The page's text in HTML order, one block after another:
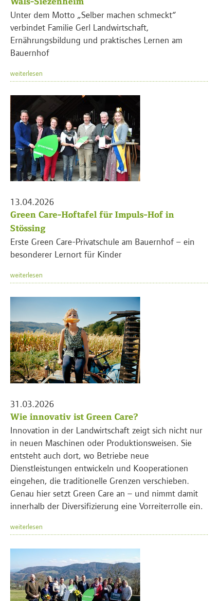
Unter dem Motto „Selber machen schmeckt“
verbindet Familie Gerl Landwirtschaft,
Ernährungsbildung und praktisches Lernen am
Bauernhof
weiterlesen
13.04.2026
Green Care-Hoftafel für Impuls-Hof in
Stössing
Erste Green Care-Privatschule am Bauernhof – ein
besonderer Lernort für Kinder
weiterlesen
31.03.2026
Wie innovativ ist Green Care?
Innovation in der Landwirtschaft zeigt sich nicht nur
in neuen Maschinen oder Produktionsweisen. Sie
entsteht auch dort, wo Betriebe neue
Dienstleistungen entwickeln und Kooperationen
eingehen, die traditionelle Grenzen verschieben.
Genau hier setzt Green Care an – und nimmt damit
innerhalb der Diversifizierung eine Vorreiterrolle ein.
weiterlesen